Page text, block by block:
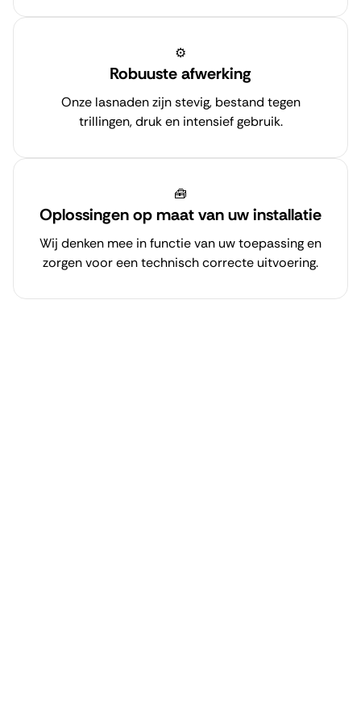
⚙️
Robuuste afwerking
Onze lasnaden zijn stevig, bestand tegen
trillingen, druk en intensief gebruik.
🧰
Oplossingen op maat van uw installatie
Wij denken mee in functie van uw toepassing en
zorgen voor een technisch correcte uitvoering.